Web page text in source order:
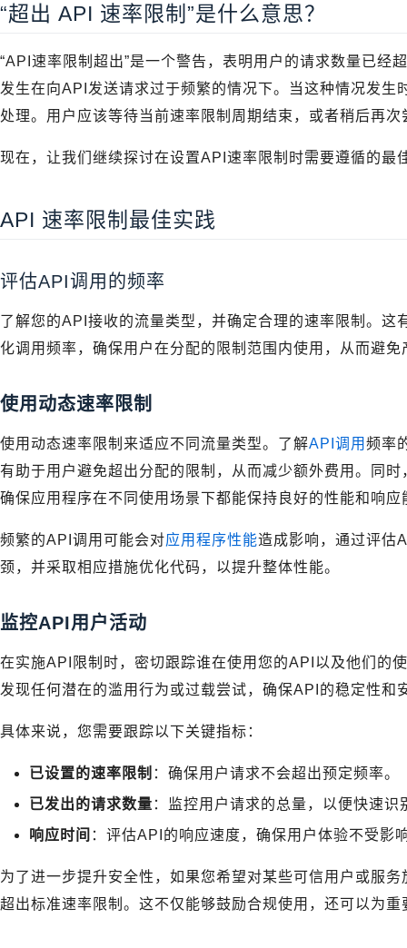
“超出 API 速率限制”是什么意思？
“API速率限制超出”是一个警告，表明用户的请求数量已经
发生在向API发送请求过于频繁的情况下。当这种情况发生
处理。用户应该等待当前速率限制周期结束，或者稍后再
现在，让我们继续探讨在设置API速率限制时需要遵循的最
API 速率限制最佳实践
评估API调用的频率
了解您的API接收的流量类型，并确定合理的速率限制。
化调用频率，确保用户在分配的限制范围内使用，从而避
使用动态速率限制
使用动态速率限制来适应不同流量类型。了解API调用 频率
有助于用户避免超出分配的限制，从而减少额外费用。同
确保应用程序在不同使用场景下都能保持良好的性能和响应
频繁的API调用可能会对应用程序性能造成影响，通过评估
颈，并采取相应措施优化代码，以提升整体性能。
监控API用户活动
在实施API限制时，密切跟踪谁在使用您的API以及他们的
发现任何潜在的滥用行为或过载尝试，确保API的稳定性和
具体来说，您需要跟踪以下关键指标：
已设置的速率限制 ：确保用户请求不会超出预定频率。
已发出的请求数量 ：监控用户请求的总量，以便快速识
响应时间 ：评估API的响应速度，确保用户体验不受影
为了进一步提升安全性，如果您希望对某些可信用户或服
超出标准速率限制。这不仅能够鼓励合规使用，还可以为